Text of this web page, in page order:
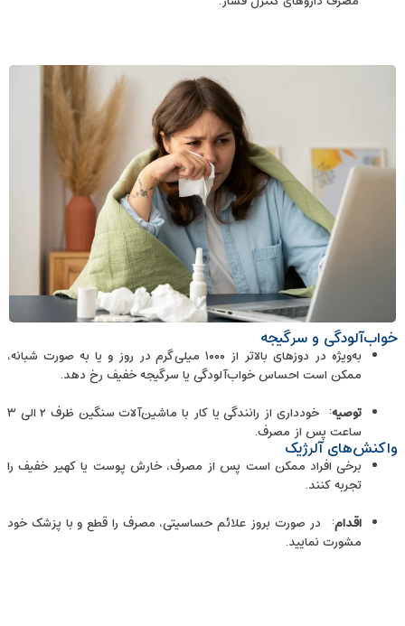
خواب‌آلودگی و سرگیجه
به‌ویژه در دوزهای بالاتر از ۱۰۰۰ میلی‌گرم در روز و یا به صورت شبانه،
ممکن است احساس خواب‌آلودگی یا سرگیجه خفیف رخ دهد.
توصیه
: خودداری از رانندگی یا کار با ماشین‌آلات سنگین ظرف ۲ الی ۳
ساعت پس از مصرف.
واکنش‌های آلرژیک
برخی افراد ممکن است پس از مصرف، خارش پوست یا کهیر خفیف را
تجربه کنند.
اقدام: در صورت بروز علائم حساسیتی، مصرف را قطع و با پزشک خود
مشورت نمایید.